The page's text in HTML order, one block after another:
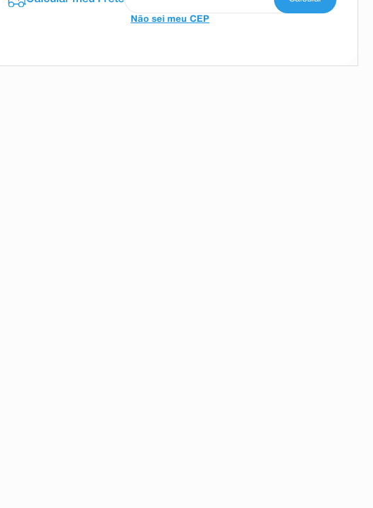
Não sei meu CEP